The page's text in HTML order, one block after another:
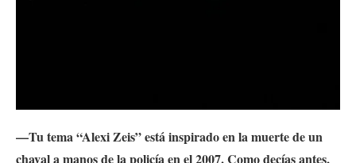
—Tu tema “Alexi Zeis” está inspirado en la muerte de un
chaval a manos de la policía en el 2007. Como decías antes,